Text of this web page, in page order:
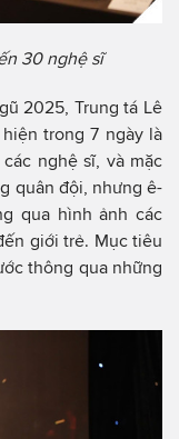
30 nghệ sĩ
2025, Trung tá Lê
trong 7 ngày là
nghệ sĩ, và mặc
quân đội, nhưng ê-
qua hình ảnh các
giới trẻ. Mục tiêu
thông qua những